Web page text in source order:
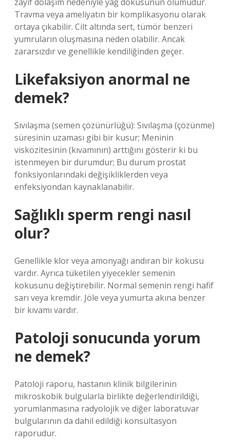
Travma veya ameliyatın bir komplikasyonu olarak
ortaya çıkabilir. Cilt altında sert, tümör benzeri
yumruların oluşmasına neden olabilir. Ancak
zararsızdır ve genellikle kendiliğinden geçer.
Likefaksiyon anormal ne
demek?
Sıvılaşma (semen çözünürlüğü): Sıvılaşma (çözünme)
süresinin uzaması gibi bir kusur; Meninin
viskozitesinin (kıvamının) arttığını gösterir ki bu
istenmeyen bir durumdur; Bu durum prostat
fonksiyonlarındaki değişikliklerden veya
enfeksiyondan kaynaklanabilir.
Sağlıklı sperm rengi nasıl
olur?
Genellikle klor veya amonyağı andıran bir kokusu
vardır. Ayrıca tüketilen yiyecekler semenin
kokusunu değiştirebilir. Normal semenin rengi hafif
sarı veya kremdir. Jöle veya yumurta akına benzer
bir kıvamı vardır.
Patoloji sonucunda yorum
ne demek?
Patoloji raporu, hastanın klinik bilgilerinin
mikroskobik bulgularla birlikte değerlendirildiği,
yorumlanmasına radyolojik ve diğer laboratuvar
bulgularının da dahil edildiği konsültasyon
raporudur.